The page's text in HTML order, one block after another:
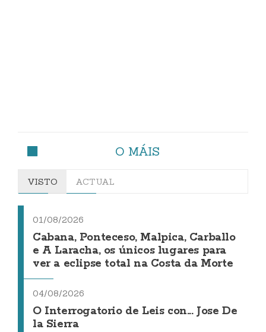
O MÁIS
VISTO ACTUAL
01/08/2026
Cabana, Ponteceso, Malpica, Carballo
e A Laracha, os únicos lugares para
ver a eclipse total na Costa da Morte
04/08/2026
O Interrogatorio de Leis con... Jose De
la Sierra